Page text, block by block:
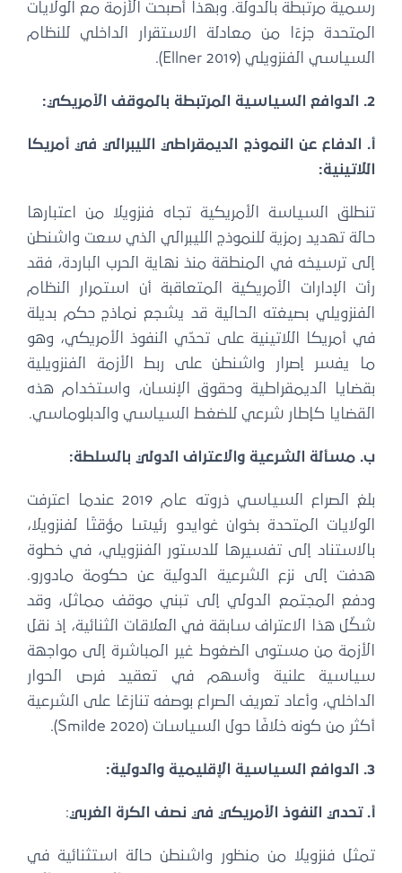
رسمية مرتبطة بالدولة. وبهذا أصبحت الأزمة مع الولايات
المتحدة جزءًا من معادلة الاستقرار الداخلي للنظام
السياسي الفنزويلي (Ellner 2019).
2. الدوافع السياسية المرتبطة بالموقف الأمريكي:
أ. الدفاع عن النموذج الديمقراطي الليبرالي في أمريكا
اللاتينية:
تنطلق السياسة الأمريكية تجاه فنزويلا من اعتبارها
حالة تهديد رمزية للنموذج الليبرالي الذي سعت واشنطن
إلى ترسيخه في المنطقة منذ نهاية الحرب الباردة، فقد
رأت الإدارات الأمريكية المتعاقبة أن استمرار النظام
الفنزويلي بصيغته الحالية قد يشجع نماذج حكم بديلة
في أمريكا اللاتينية على تحدّي النفوذ الأمريكي، وهو
ما يفسر إصرار واشنطن على ربط الأزمة الفنزويلية
بقضايا الديمقراطية وحقوق الإنسان، واستخدام هذه
القضايا كإطار شرعي للضغط السياسي والدبلوماسي.
ب. مسألة الشرعية والاعتراف الدولي بالسلطة:
بلغ الصراع السياسي ذروته عام 2019 عندما اعترفت
الولايات المتحدة بخوان غوايدو رئيسًا مؤقتًا لفنزويلا،
بالاستناد إلى تفسيرها للدستور الفنزويلي، في خطوة
هدفت إلى نزع الشرعية الدولية عن حكومة مادورو.
ودفع المجتمع الدولي إلى تبني موقف مماثل، وقد
شكّل هذا الاعتراف سابقة في العلاقات الثنائية، إذ نقل
الأزمة من مستوى الضغوط غير المباشرة إلى مواجهة
سياسية علنية وأسهم في تعقيد فرص الحوار
الداخلي، وأعاد تعريف الصراع بوصفه تنازعًا على الشرعية
أكثر من كونه خلافًا حول السياسات (Smilde 2020).
3. الدوافع السياسية الإقليمية والدولية:
أ. تحدي النفوذ الأمريكي في نصف الكرة الغربي:
تمثل فنزويلا من منظور واشنطن حالة استثنائية في